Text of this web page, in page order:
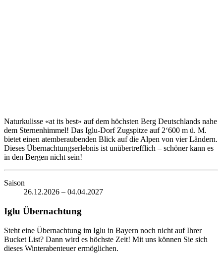
Naturkulisse «at its best» auf dem höchsten Berg Deutschlands nahe
dem Sternenhimmel! Das Iglu-Dorf Zugspitze auf 2‘600 m ü. M.
bietet einen atemberaubenden Blick auf die Alpen von vier Ländern.
Dieses Übernachtungserlebnis ist unübertrefflich – schöner kann es
in den Bergen nicht sein!
Saison
26.12.2026 – 04.04.2027
Iglu Übernachtung
Steht eine Übernachtung im Iglu in Bayern noch nicht auf Ihrer
Bucket List? Dann wird es höchste Zeit! Mit uns können Sie sich
dieses Winterabenteuer ermöglichen.